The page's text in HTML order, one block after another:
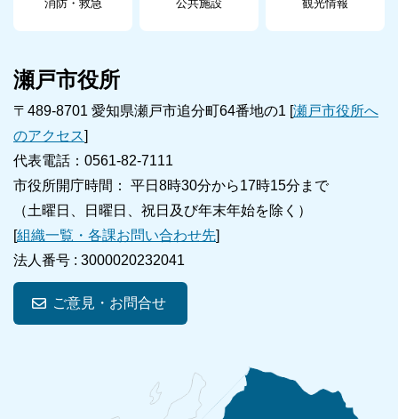
消防・救急 公共施設 観光情報
瀬戸市役所
〒489-8701 愛知県瀬戸市追分町64番地の1 [瀬戸市役所へ
のアクセス]
代表電話：0561-82-7111
市役所開庁時間： 平日8時30分から17時15分まで
（土曜日、日曜日、祝日及び年末年始を除く）
[組織一覧・各課お問い合わせ先]
法人番号 : 3000020232041
ご意見・お問合せ